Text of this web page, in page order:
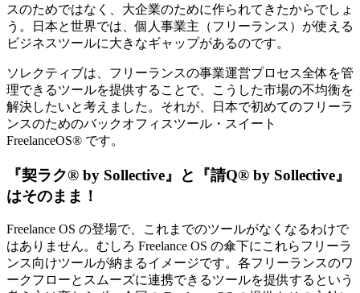
スのためではなく、大企業のために作られてきたからでしょ
う。日本と世界では、個人事業主（フリーランス）が使える
ビジネスツールに大きなギャップがあるのです。
ソレクティブは、フリーランスの事業運営プロセス全体を管
理できるツールを提供することで、こうした市場の不均衡を
解決したいと考えました。それが、日本で初めてのフリーラ
ンスのためのバックオフィスツール・スイート
FreelanceOS® です。
『契ラク® by Sollective』と『請Q® by Sollective』
はそのまま！
Freelance OS の登場で、これまでのツールがなくなるわけで
はありません。むしろ Freelance OS の傘下にこれらフリーラ
ンス向けツールが納まるイメージです。各フリーランスのワ
ークフローとスムーズに連携できるツールを提供するという